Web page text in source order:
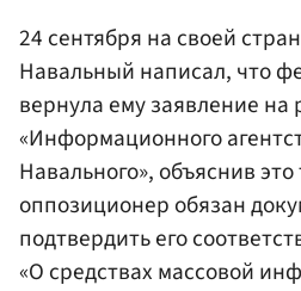
24 сентября на своей
Навальный написал, что
вернула ему заявление
«Информационного
Навального», объяснив
оппозиционер обязан
подтвердить его
«О средствах массовой